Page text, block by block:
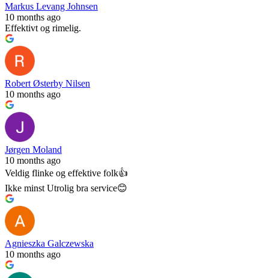
Markus Levang Johnsen
10 months ago
Effektivt og rimelig.
Robert Østerby Nilsen
10 months ago
Jørgen Moland
10 months ago
Veldig flinke og effektive folk👍
Ikke minst Utrolig bra service😊
Agnieszka Galczewska
10 months ago